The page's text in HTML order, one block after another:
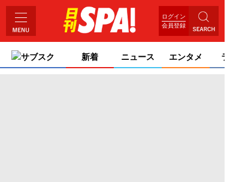
ログイン
会員登録
サブスク 新着 ニュース エンタメ